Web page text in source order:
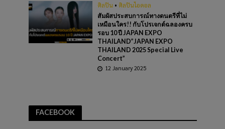
ศิลปิน • ศิลปินไอดอล
สัมผัสประสบการณ์ทางดนตรีที่ไม่
เหมือนใคร!! กับโปรเจกต์ฉลองครบ
รอบ 10 ปี JAPAN EXPO
THAILAND”JAPAN EXPO
THAILAND 2025 Special Live
Concert”
12 January 2025
FACEBOOK